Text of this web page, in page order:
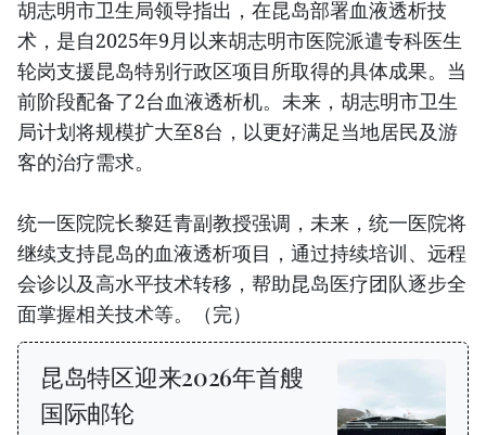
胡志明市卫生局领导指出，在昆岛部署血液透析技
术，是自2025年9月以来胡志明市医院派遣专科医生
轮岗支援昆岛特别行政区项目所取得的具体成果。当
前阶段配备了2台血液透析机。未来，胡志明市卫生
局计划将规模扩大至8台，以更好满足当地居民及游
客的治疗需求。
统一医院院长黎廷青副教授强调，未来，统一医院将
继续支持昆岛的血液透析项目，通过持续培训、远程
会诊以及高水平技术转移，帮助昆岛医疗团队逐步全
面掌握相关技术等。（完）
昆岛特区迎来2026年首艘
国际邮轮